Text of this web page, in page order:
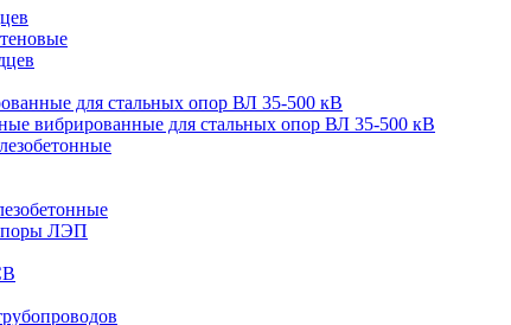
для стальных опор ВЛ 35-500 кВ
вибрированные для стальных опор ВЛ 35-500 кВ
ЛЭП